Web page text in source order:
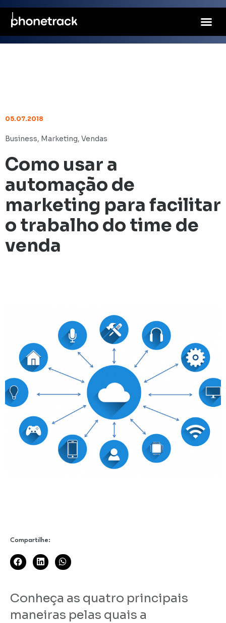
05.07.2018
Business, Marketing, Vendas
Como usar a
automação de
marketing para facilitar
o trabalho do time de
venda
Compartilhe:
Conheça as quatro principais
maneiras pelas quais a